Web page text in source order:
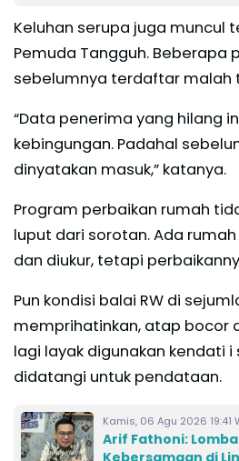
Keluhan serupa juga muncul
Pemuda Tangguh. Beberapa
sebelumnya terdaftar malah
“Data penerima yang hilang
kebingungan. Padahal
dinyatakan masuk,” katanya.
Program perbaikan rumah
luput dari sorotan. Ada
dan diukur, tetapi
Pun kondisi balai RW di
memprihatinkan, atap bocor
lagi layak digunakan kendati i
didatangi untuk pendataan.
Kamis, 06 Agu 2026 19:41
Arif Fathoni: Lomba
Kebersamaan di